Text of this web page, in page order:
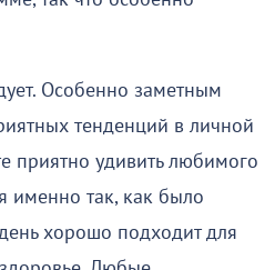
Особенно заметным
тенденций в личной
приятно удивить любимого
именно так, как было
хорошо подходит для